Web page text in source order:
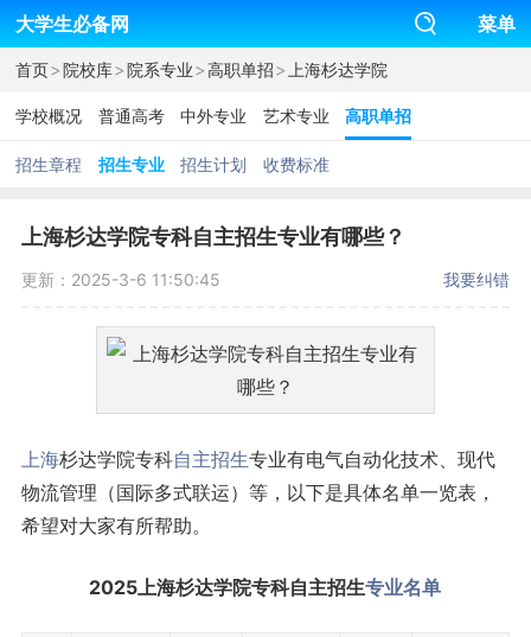
大学生必备网 菜单
首页>院校库>院系专业>高职单招> 上海杉达学院
学校概况 普通高考 中外专业 艺术专业 高职单招
招生章程 招生专业 招生计划 收费标准
上海杉达学院专科自主招生专业有哪些？
更新：2025-3-6 11:50:45 我要纠错
上海杉达学院专科自主招生专业有电气自动化技术、现代
物流管理（国际多式联运）等，以下是具体名单一览表，
希望对大家有所帮助。
2025上海杉达学院专科自主招生专业名单